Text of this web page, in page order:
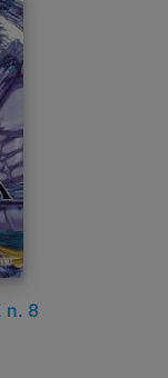
n. 8